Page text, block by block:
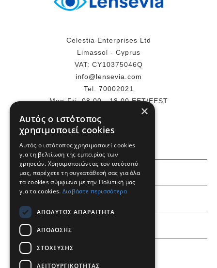
Celestia Enterprises Ltd
Limassol - Cyprus
VAT: CY10375046Q
info@lensevia.com
Tel. 70002021
Mon-Fri: 08.00 - 18.00 EET/EEST
ΠΕΡΙΣΣΌΤΕΡΑ
ΕΜΕΙΣ
×
Αυτός ο ιστότοπος
χρησιμοποιεί cookies
Αυτός ο ιστότοπος χρησιμοποιεί cookies
για τη βελτίωση της εμπειρίας των
χρηστών. Χρησιμοποιώντας τον ιστότοπό
μας, παρέχετε τη συγκατάθεσή σας για όλα
τα cookies σύμφωνα με την Πολιτική μας
για τα cookies. Διαβάστε περισσότερα
ΑΠΟΛΎΤΩΣ ΑΠΑΡΑΊΤΗΤΑ
ΑΠΌΔΟΣΗΣ
ΣΤΌΧΕΥΣΗΣ
ΛΕΙΤΟΥΡΓΙΚΌΤΗΤΑΣ